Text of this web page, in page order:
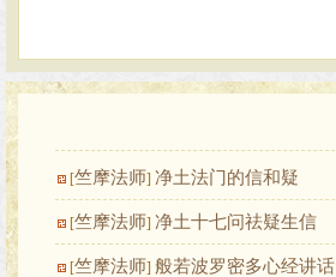
[竺摩法师] 净土法门的信和疑
[竺摩法师] 净土十七问祛疑生信
[竺摩法师] 般若波罗密多心经讲话